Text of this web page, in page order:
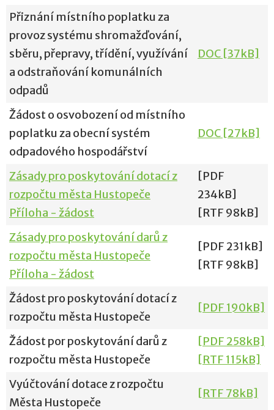
Přiznání místního poplatku za
provoz systému shromažďování,
sběru, přepravy, třídění, využívání
a odstraňování komunálních
odpadů
DOC [37kB]
Žádost o osvobození od místního
poplatku za obecní systém
odpadového hospodářství
DOC [27kB]
Zásady pro poskytování dotací z
rozpočtu města Hustopeče
Příloha - žádost
[PDF
234kB]
[RTF 98kB]
Zásady pro poskytování darů z
rozpočtu města Hustopeče
Příloha - žádost
[PDF 231kB]
[RTF 98kB]
Žádost pro poskytování dotací z
rozpočtu města Hustopeče
[PDF 190kB]
Žádost por poskytování darů z
rozpočtu města Hustopeče
[PDF 258kB]
[RTF 115kB]
Vyúčtování dotace z rozpočtu
Města Hustopeče
[RTF 78kB]